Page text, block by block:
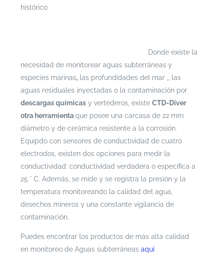
histórico.
Donde existe la
necesidad de monitorear aguas subterráneas y
especies marinas,las profundidades del mar ,, las
aguas residuales inyectadas o la contaminación por
descargas químicasy vertederos, existe CTD-Diver
otra herramientaque posee una carcasa de 22 mm
diámetro y de cerámica resistente a la corrosión.
Equipdo con sensores de conductividad de cuatro
electrodos, existen dos opciones para medir la
conductividad: conductividad verdadera o específica a
25 ° C. Además, se mide y se registra la presión y la
temperatura monitoreando la calidad del agua,
desechos mineros y una constante vigilancia de
contaminación.
Puedes encontrar los productos de más alta calidad
en monitoreo de Aguas subterráneas aquí